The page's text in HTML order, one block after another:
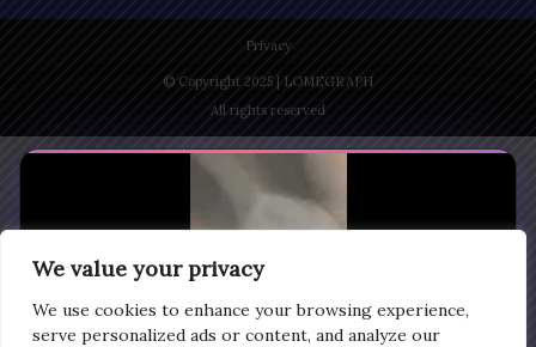
We value your privacy
We use cookies to enhance your browsing experience,
serve personalized ads or content, and analyze our
Privacy
© Copyright 2025 | LOMEGRAPH
All rights reserved